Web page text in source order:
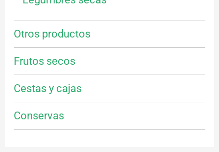
Otros productos
Frutos secos
Cestas y cajas
Conservas